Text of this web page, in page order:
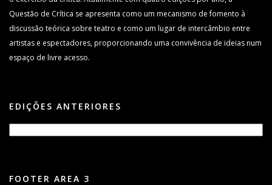
Questão de Crítica se apresenta como um mecanismo de fomento à
discussão teórica sobre teatro e como um lugar de intercâmbio entre
artistas e espectadores, proporcionando uma convivência de ideias num
espaço de livre acesso.
EDIÇÕES ANTERIORES
FOOTER AREA 3